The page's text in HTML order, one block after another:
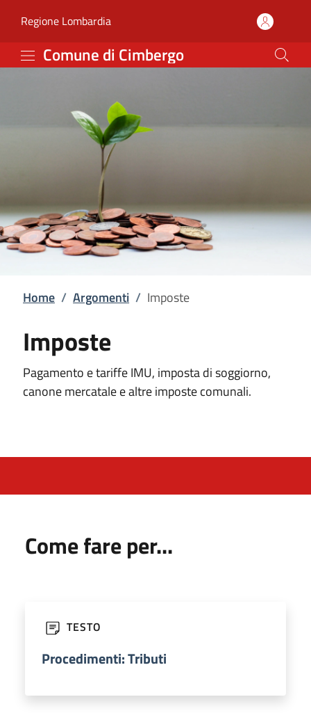
Imposte | Comune di
Regione Lombardia(apre in un'altra scheda).
Comune di Cimbergo
Home / Argomenti / Imposte
Imposte
Pagamento e tariffe IMU, imposta di soggiorno,
canone mercatale e altre imposte comunali.
Come fare per...
TESTO
Procedimenti: Tributi